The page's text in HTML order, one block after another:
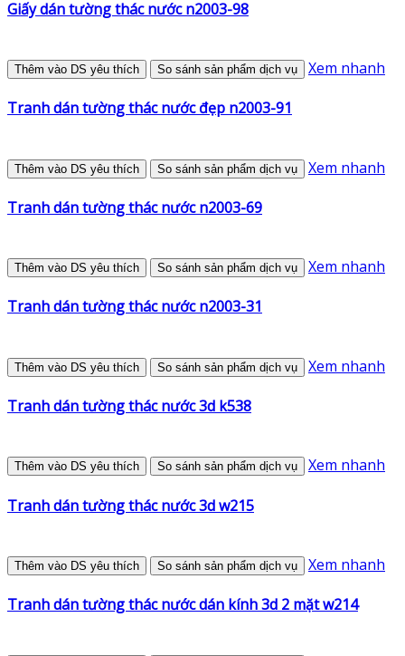
Giấy dán tường thác nước n2003-98
Thêm vào DS yêu thích So sánh sản phẩm dịch vụ Xem nhanh
Tranh dán tường thác nước đẹp n2003-91
Thêm vào DS yêu thích So sánh sản phẩm dịch vụ Xem nhanh
Tranh dán tường thác nước n2003-69
Thêm vào DS yêu thích So sánh sản phẩm dịch vụ Xem nhanh
Tranh dán tường thác nước n2003-31
Thêm vào DS yêu thích So sánh sản phẩm dịch vụ Xem nhanh
Tranh dán tường thác nước 3d k538
Thêm vào DS yêu thích So sánh sản phẩm dịch vụ Xem nhanh
Tranh dán tường thác nước 3d w215
Thêm vào DS yêu thích So sánh sản phẩm dịch vụ Xem nhanh
Tranh dán tường thác nước dán kính 3d 2 mặt w214